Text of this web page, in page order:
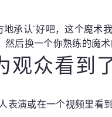
地承认“好吧，这个魔术
后换一个你熟练的魔术
观众看到
表演或在一个视频里看